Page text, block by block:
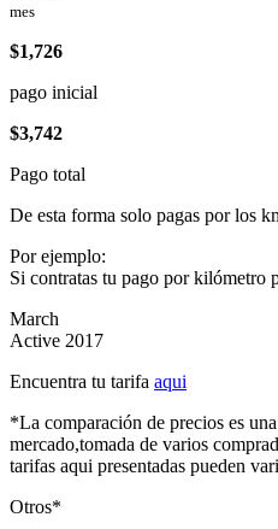
mes
$1,726
pago inicial
$3,742
Pago total
De esta forma solo pagas por los
Por ejemplo:
Si contratas tu pago por kilómetro
March
Active 2017
Encuentra tu tarifa aqui
*La comparación de precios es
mercado,tomada de varios
tarifas aqui presentadas pueden
Otros*